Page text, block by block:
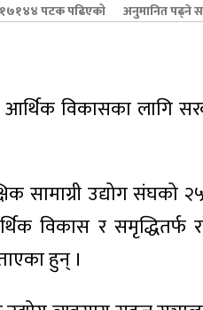
१७१४४ पटक पढिएको अनुमानित पढ्ने
विकासका लागि
सामाग्री उद्योग संघको
विकास र
हुन् ।